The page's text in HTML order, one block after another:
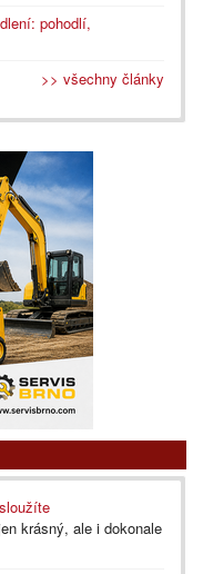
pohodlí,
>> všechny články
krásný, ale i dokonale